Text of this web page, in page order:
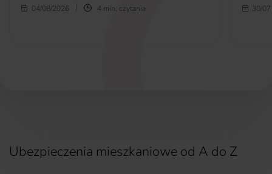
04/08/2026 4 min. czytania 30/
Ubezpieczenia mieszkaniowe od A do Z